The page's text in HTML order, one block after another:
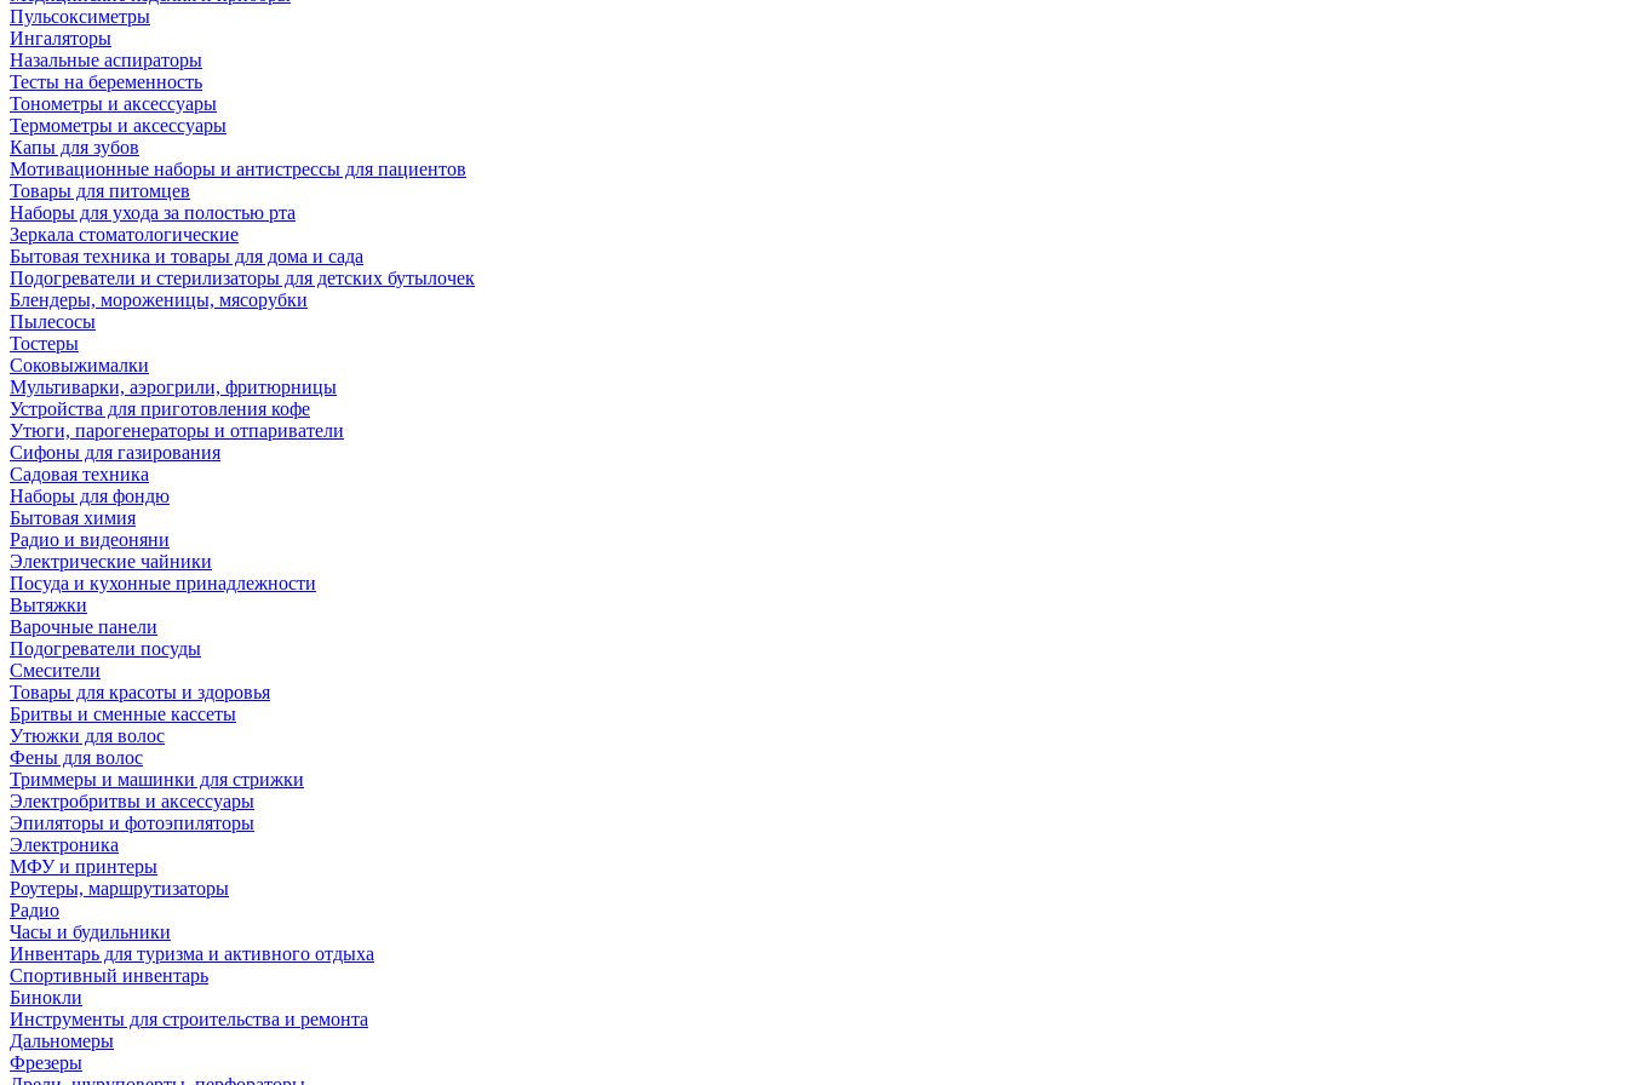
Пульсоксиметры
Ингаляторы
Назальные аспираторы
Тесты на беременность
Тонометры и аксессуары
Термометры и аксессуары
Капы для зубов
Мотивационные наборы и антистрессы для пациентов
Товары для питомцев
Наборы для ухода за полостью рта
Зеркала стоматологические
Бытовая техника и товары для дома и сада
Подогреватели и стерилизаторы для детских бутылочек
Блендеры, мороженицы, мясорубки
Пылесосы
Тостеры
Соковыжималки
Мультиварки, аэрогрили, фритюрницы
Устройства для приготовления кофе
Утюги, парогенераторы и отпариватели
Сифоны для газирования
Садовая техника
Наборы для фондю
Бытовая химия
Радио и видеоняни
Электрические чайники
Посуда и кухонные принадлежности
Вытяжки
Варочные панели
Подогреватели посуды
Смесители
Товары для красоты и здоровья
Бритвы и сменные кассеты
Утюжки для волос
Фены для волос
Триммеры и машинки для стрижки
Электробритвы и аксессуары
Эпиляторы и фотоэпиляторы
Электроника
МФУ и принтеры
Роутеры, маршрутизаторы
Радио
Часы и будильники
Инвентарь для туризма и активного отдыха
Спортивный инвентарь
Бинокли
Инструменты для строительства и ремонта
Дальномеры
Фрезеры